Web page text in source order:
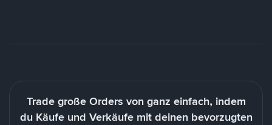
Trade große Orders von ganz einfach, indem
du Käufe und Verkäufe mit deinen bevorzugten